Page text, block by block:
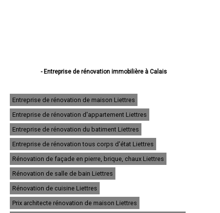
- Entreprise de rénovation immobilière à Calais
- Entreprise de rénovation immobilière à Lens
- Entreprise de rénovation immobilière à Liévin
- Entreprise de rénovation immobilière à Béthune
- Entreprise de rénovation immobilière à Hénin-Beaumont
- Entreprise de rénovation immobilière à Bruay-la-Buissière
- Entreprise de rénovation immobilière à Avion
- Entreprise de rénovation immobilière à Carvin
- Entreprise de rénovation immobilière à Berck
- Entreprise de rénovation immobilière à Saint-Omer
- Entreprise de rénovation immobilière à Outreau
- Entreprise de rénovation immobilière à Harnes
- Entreprise de rénovation immobilière à Méricourt
- Entreprise de rénovation immobilière à Nœux-les-Mines
Entreprise de rénovation de maison Liettres
Entreprise de rénovation d'appartement Liettres
Entreprise de rénovation du batiment Liettres
Entreprise de rénovation tous corps d'état Liettres
Rénovation de façade en pierre, brique, chaux Liettres
Rénovation de salle de bain Liettres
Rénovation de cuisine Liettres
Prix architecte rénovation de maison Liettres